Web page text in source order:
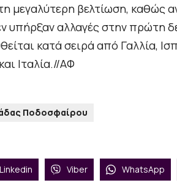
μεγαλύτερη βελτίωση, καθώς
υπήρξαν αλλαγές στην πρώτη
κατά σειρά από Γαλλία,
Ιταλία.//ΑΦ
Ποδοσφαίρου
Linkedin Viber WhatsApp